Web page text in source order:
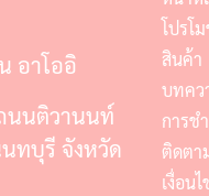
อาโออิ
นนติวานนท์
ทบุรี จังหวัด
โปรโ
สินค้า
บทคว
การช
ติดตา
เงื่อน